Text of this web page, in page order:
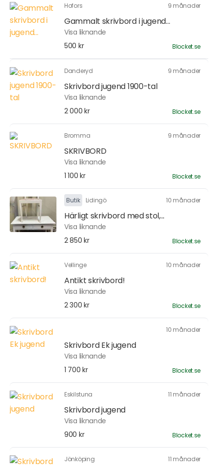
Hofors 9 månader
Gammalt skrivbord i jugend...
Visa liknande
500 kr
Blocket.se
Danderyd 9 månader
Skrivbord jugend 1900-tal
Visa liknande
2 000 kr
Blocket.se
Bromma 9 månader
SKRIVBORD
Visa liknande
1 100 kr
Blocket.se
Butik Lidingö 10 månader
Härligt skrivbord med stol,...
Visa liknande
2 850 kr
Blocket.se
Vellinge 10 månader
Antikt skrivbord!
Visa liknande
2 300 kr
Blocket.se
10 månader
Skrivbord Ek jugend
Visa liknande
1 700 kr
Blocket.se
Eskilstuna 11 månader
Skrivbord jugend
Visa liknande
900 kr
Blocket.se
Jönköping 11 månader